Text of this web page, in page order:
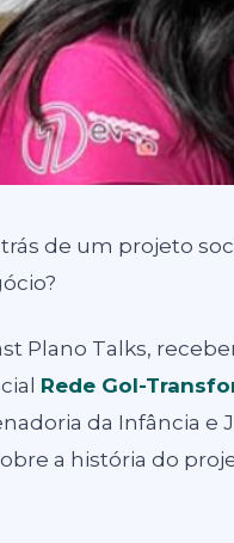
de um projeto
Plano Talks,
Rede Gol-
da Infância e
a história do